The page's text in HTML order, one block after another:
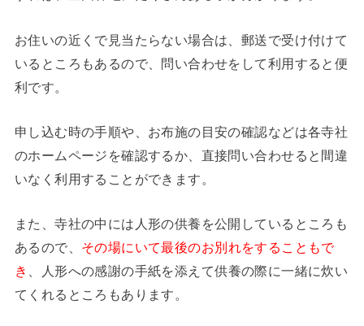
お住いの近くで見当たらない場合は、郵送で受け付けて
いるところもあるので、問い合わせをして利用すると便
利です。
申し込む時の手順や、お布施の目安の確認などは各寺社
のホームページを確認するか、直接問い合わせると間違
いなく利用することができます。
また、寺社の中には人形の供養を公開しているところも
あるので、 その場にいて最後のお別れをすることもで
き
、人形への感謝の手紙を添えて供養の際に一緒に炊い
てくれるところもあります。